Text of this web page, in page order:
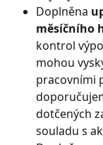
Doplněna
měsíčního
kontrol
mohou
pracovními
dotčených
souladu s